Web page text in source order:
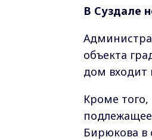
В Суздале
объекта
дом входит
Кроме
Бирюкова в